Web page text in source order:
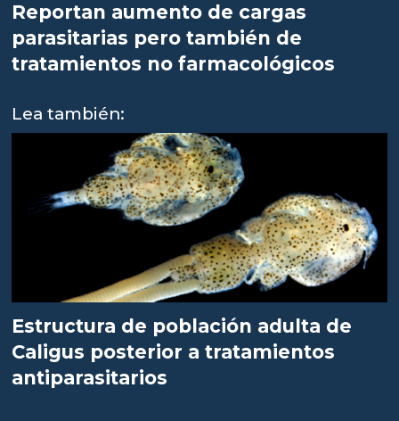
Reportan aumento de cargas
parasitarias pero también de
tratamientos no farmacológicos
Lea también:
Estructura de población adulta de
Caligus posterior a tratamientos
antiparasitarios